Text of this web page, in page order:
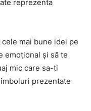
reprezenta
mai bune idei pe
emoțional și să te
mic care sa-ti
prezentate